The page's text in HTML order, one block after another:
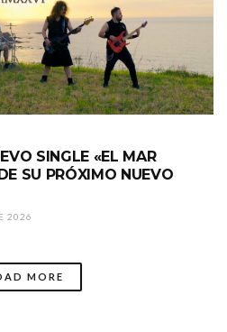
SINGLE «EL MAR
SU PRÓXIMO NUEVO
2026
MORE